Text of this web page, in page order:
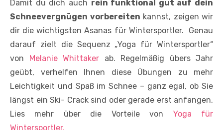
Damit du dich auch rein funktional gut auf dein
Schneevergnügen vorbereiten kannst, zeigen wir
dir die wichtigsten Asanas für Wintersportler. Genau
darauf zielt die Sequenz „Yoga für Wintersportler“
von
Melanie Whittaker ab. Regelmäßig übers Jahr
geübt, verhelfen Ihnen diese Übungen zu mehr
Leichtigkeit und Spaß im Schnee – ganz egal, ob Sie
längst ein Ski- Crack sind oder gerade erst anfangen.
Lies mehr über die Vorteile von Yoga für
Wintersportler.